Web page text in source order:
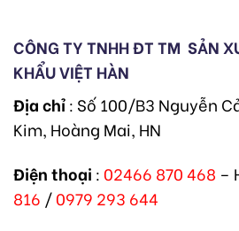
CÔNG TY TNHH ĐT TM SẢN
KHẨU VIỆT HÀN
Địa chỉ: Số 100/B3 Nguyễn
Kim, Hoàng Mai, HN
Điện thoại : 02466 870 468 –
816 /0979 293 644